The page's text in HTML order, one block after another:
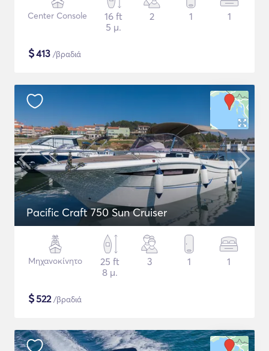
Center Console
16 ft
5 μ.
2 1 1
$413 /βραδιά
Pacific Craft 750 Sun Cruiser
Μηχανοκίνητο
25 ft
8 μ.
3 1 1
$522/βραδιά